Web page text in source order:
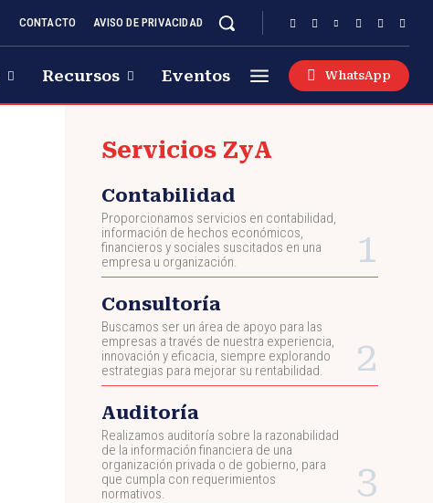
CONTACTO AVISO DE PRIVACIDAD
Recursos Eventos WhatsApp
Servicios ZyA
Contabilidad
Proporcionamos servicios en contabilidad,
información de hechos económicos,
financieros y sociales suscitados en una
empresa u organización.
Consultoría
Buscamos ser un área de apoyo para las
empresas a través de nuestra experiencia,
innovación y eficacia, siempre explorando
estrategias para mejorar su rentabilidad.
Auditoría
Realizamos auditoría sobre la razonabilidad
de la información financiera de una
organización privada o de gobierno, para
que cumpla con requerimientos
normativos.